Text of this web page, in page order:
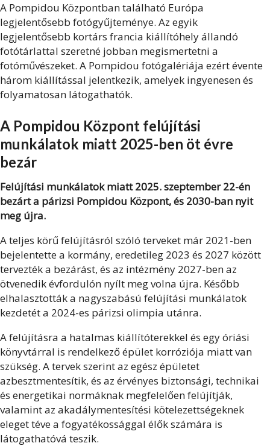
A Pompidou Központban található Európa
legjelentősebb fotógyűjteménye. Az egyik
legjelentősebb kortárs francia kiállítóhely állandó
fotótárlattal szeretné jobban megismertetni a
fotóművészeket. A Pompidou fotógalériája ezért évente
három kiállítással jelentkezik, amelyek ingyenesen és
folyamatosan látogathatók.
A Pompidou Központ felújítási
munkálatok miatt 2025-ben öt évre
bezár
Felújítási munkálatok miatt 2025. szeptember 22-én
bezárt a párizsi Pompidou Központ, és 2030-ban nyit
meg újra.
A teljes körű felújításról szóló terveket már 2021-ben
bejelentette a kormány, eredetileg 2023 és 2027 között
tervezték a bezárást, és az intézmény 2027-ben az
ötvenedik évfordulón nyílt meg volna újra. Később
elhalasztották a nagyszabású felújítási munkálatok
kezdetét a 2024-es párizsi olimpia utánra.
A felújításra a hatalmas kiállítóterekkel és egy óriási
könyvtárral is rendelkező épület korróziója miatt van
szükség. A tervek szerint az egész épületet
azbesztmentesítik, és az érvényes biztonsági, technikai
és energetikai normáknak megfelelően felújítják,
valamint az akadálymentesítési kötelezettségeknek
eleget téve a fogyatékossággal élők számára is
látogathatóvá teszik.